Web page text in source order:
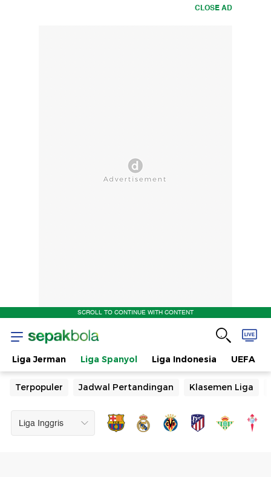
CLOSE AD
SCROLL TO CONTINUE WITH CONTENT
Liga Jerman Liga Spanyol Liga Indonesia UEFA
Terpopuler Jadwal Pertandingan Klasemen Liga